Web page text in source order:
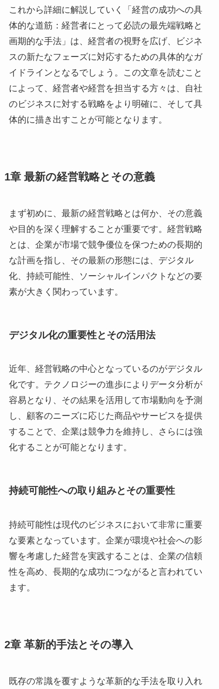
これから詳細に解説していく「経営の成功への具
体的な道筋：経営者にとって必読の最先端戦略と
画期的な手法」は、経営者の視野を広げ、ビジネ
スの新たなフェーズに対応するための具体的なガ
イドラインとなるでしょう。この文章を読むこと
によって、経営者や経営を担当する方々は、自社
のビジネスに対する戦略をより明確に、そして具
体的に描き出すことが可能となります。
1章 最新の経営戦略とその意義
まず初めに、最新の経営戦略とは何か、その意義
や目的を深く理解することが重要です。経営戦略
とは、企業が市場で競争優位を保つための長期的
な計画を指し、その最新の形態には、デジタル
化、持続可能性、ソーシャルインパクトなどの要
素が大きく関わっています。
デジタル化の重要性とその活用法
近年、経営戦略の中心となっているのがデジタル
化です。テクノロジーの進歩によりデータ分析が
容易となり、その結果を活用して市場動向を予測
し、顧客のニーズに応じた商品やサービスを提供
することで、企業は競争力を維持し、さらには強
化することが可能となります。
持続可能性への取り組みとその重要性
持続可能性は現代のビジネスにおいて非常に重要
な要素となっています。企業が環境や社会への影
響を考慮した経営を実践することは、企業の信頼
性を高め、長期的な成功につながると言われてい
ます。
2章 革新的手法とその導入
既存の常識を覆すような革新的な手法を取り入れ